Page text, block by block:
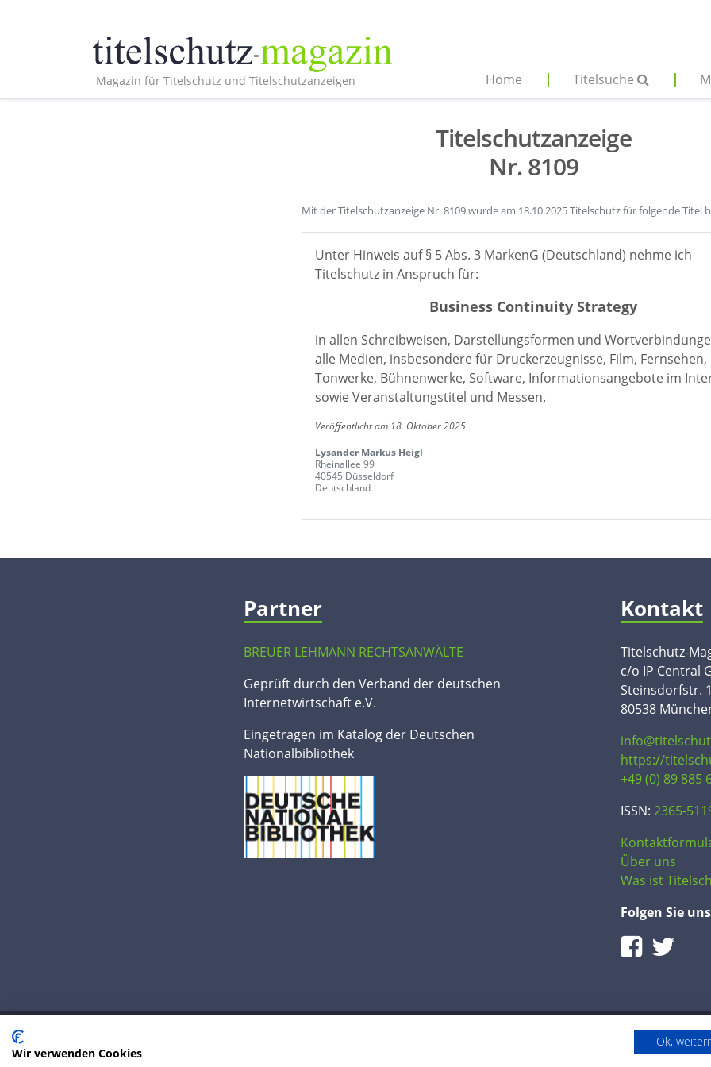
Magazin für Titelschutz und Titelschutzanzeigen Home Titelsuche
Titelschutzanzeige
Nr. 8109
Mit der Titelschutzanzeige Nr. 8109 wurde am 18.10.2025 Titelschutz für folgende Titel
Unter Hinweis auf § 5 Abs. 3 MarkenG (Deutschland) nehme ich
Titelschutz in Anspruch für:
Business Continuity Strategy
in allen Schreibweisen, Darstellungsformen und
alle Medien, insbesondere für Druckerzeugnisse, Film, Fernsehen,
Tonwerke, Bühnenwerke, Software, Informationsangebote im
sowie Veranstaltungstitel und Messen.
Veröffentlicht am 18. Oktober 2025
Lysander Markus Heigl
Rheinallee 99
40545 Düsseldorf
Deutschland
Partner
BREUER LEHMANN RECHTSANWÄLTE
Geprüft durch den Verband der deutschen
Internetwirtschaft e.V.
Eingetragen im Katalog der Deutschen
Nationalbibliothek
Kontakt
Titelschutz-
c/o IP Central
Steinsdorfstr.
80538
https://
+49 (0) 89 885
ISSN: 2365-
Über uns
Was ist
Folgen Sie uns
© 2020 IP Central GmbH
Wir verwenden Cookies
Ok,